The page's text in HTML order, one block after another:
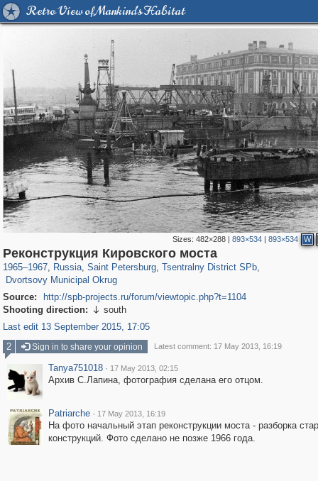
Retro View of Mankind's Habitat
Sizes: 482×288| 893×534| 893×534 W
Реконструкция Кировского моста
1965–1967, Russia
1,406,685 29,243
, Saint Petersburg
197,153 5,709
, Tsentralny District SPb
50,242 1,833
,
Dvortsovy Municipal Okrug
22,587 1,098
Source:
http://spb-projects.ru/forum/viewtopic.php?t=1104
Shooting direction:  south
Last edit 13 September 2015, 17:05
2
Sign in to share your opinion Latest comment: 17 May 2013, 16:19
Tanya751018 · 17 May 2013, 02:15
Архив С.Лапина, фотография сделана его отцом.
Patriarche · 17 May 2013, 16:19
На фото начальный этап реконструкции моста - разборка
конструкций. Фото сделано не позже 1966 года.